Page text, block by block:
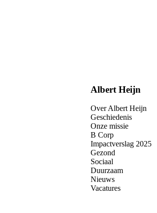
Albert Heijn
Over Albert Heijn
Geschiedenis
Onze missie
B Corp
Impactverslag 2025
Gezond
Sociaal
Duurzaam
Nieuws
Vacatures